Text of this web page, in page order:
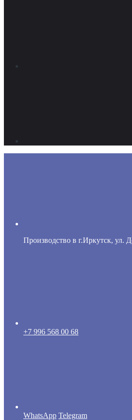
Производство в г.Иркутск, ул.
+7 996 568 00 68
WhatsApp Telegram